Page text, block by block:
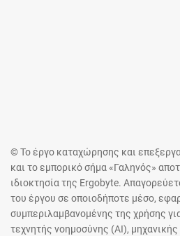
© Το έργο καταχώρησης και
και το εμπορικό σήμα «Γαληνός»
ιδιοκτησία της Ergobyte.
του έργου σε οποιοδήποτε μέσο,
συμπεριλαμβανομένης της χρήσης
τεχνητής νοημοσύνης (AI),